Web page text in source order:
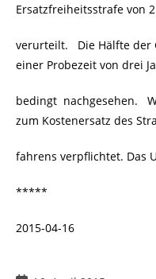
Ersatzfreiheitsstrafe von
verurteilt. Die Hälfte der
einer Probezeit von drei
bedingt nachgesehen.
zum Kostenersatz des
fahrens verpflichtet. Das
*****
2015-04-16